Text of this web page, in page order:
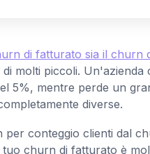
di fatturato sia il churn
molti piccoli.
5%, mentre perde un
diverse.
per conteggio clienti dal
tuo churn di fatturato è